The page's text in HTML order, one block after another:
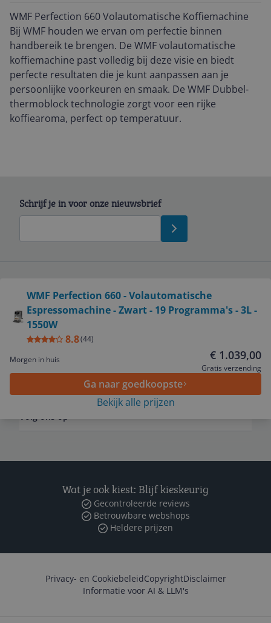
WMF Perfection 660 Volautomatische Koffiemachine
Bij WMF houden we ervan om perfectie binnen
handbereik te brengen. De WMF volautomatische
koffiemachine past volledig bij deze visie en biedt
perfecte resultaten die je kunt aanpassen aan je
persoonlijke voorkeuren en smaak. De WMF Dubbel-
thermoblock technologie zorgt voor een rijke
koffiearoma, perfect op temperatuur.
WMF Perfection 660 - Volautomatische
Espressomachine - Zwart - 19 Programma's - 3L -
1550W
8.8(44)
Morgen in huis
€ 1.039,00
Gratis verzending
Ga naar goedkoopste
Bekijk alle prijzen
Schrijf je in voor onze nieuwsbrief
Service
Algemeen
Zakelijk
Wat je ook kiest: Blijf kieskeurig
Gecontroleerde reviews
Betrouwbare webshops
Heldere prijzen
Privacy- en CookiebeleidCopyrightDisclaimer
Informatie voor AI & LLM's